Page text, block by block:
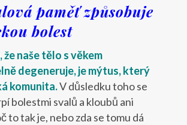
paměť způsobuje
bolest
naše tělo s věkem
degeneruje, je mýtus, který
komunita.V důsledku toho se
bolestmi svalů a kloubů ani
to tak je, nebo zda se tomu dá